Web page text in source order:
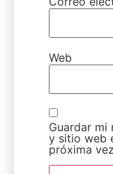
Web
Guardar mi
y sitio web
próxima